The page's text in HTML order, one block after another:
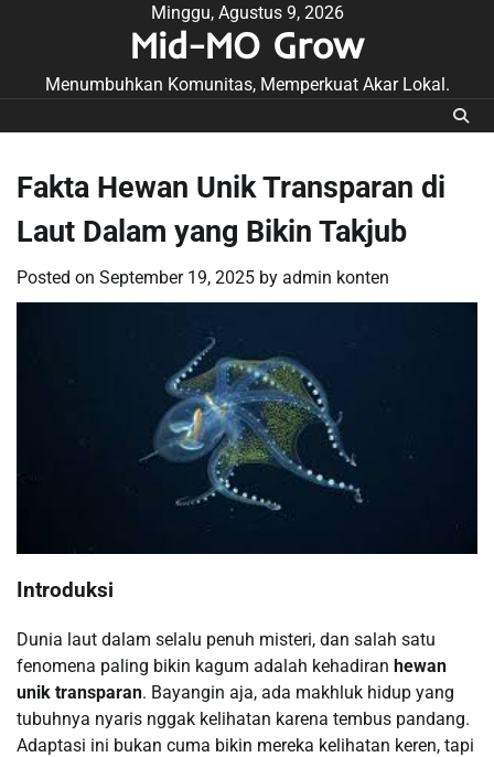
Minggu, Agustus 9, 2026
Mid-MO Grow
Menumbuhkan Komunitas, Memperkuat Akar Lokal.
Fakta Hewan Unik Transparan di
Laut Dalam yang Bikin Takjub
Posted on September 19, 2025 by admin konten
Introduksi
Dunia laut dalam selalu penuh misteri, dan salah satu
fenomena paling bikin kagum adalah kehadiran hewan
unik transparan. Bayangin aja, ada makhluk hidup yang
tubuhnya nyaris nggak kelihatan karena tembus pandang.
Adaptasi ini bukan cuma bikin mereka kelihatan keren, tapi